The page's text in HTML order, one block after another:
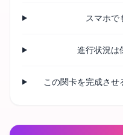
スマホで
進行状況は
この関卡を完成させ